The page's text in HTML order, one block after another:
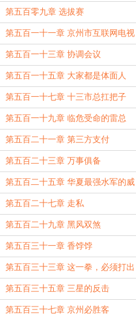
第五百零九章 选拔赛
第五百一十一章 京州市互联网电视
台
第五百一十三章 协调会议
第五百一十五章 大家都是体面人
第五百一十七章 十三市总扛把子
第五百一十九章 临危受命的雷总
第五百二十一章 第三方支付
第五百二十三章 万事俱备
第五百二十五章 华夏最强水军的威
力
第五百二十七章 走私
第五百二十九章 黑风双煞
第五百三十一章 香饽饽
第五百三十三章 这一拳，必须打出
去！
第五百三十五章 三星的反击
第五百三十七章 京州必胜客